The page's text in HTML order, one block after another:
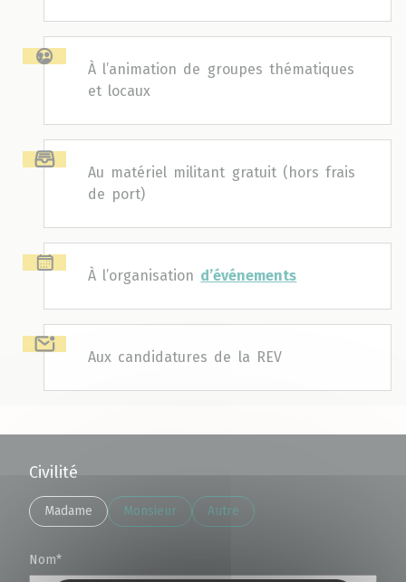
À l’animation de groupes thématiques
et locaux
Au matériel militant gratuit (hors frais
de port)
À l’organisation d’événements
Aux candidatures de la REV
Civilité
Madame Monsieur Autre
Nom*